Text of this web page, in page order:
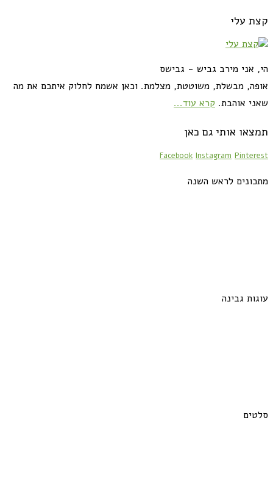
קצת עלי
הי, אני מירב גביש - גבישס
אופה, מבשלת, משוטטת, מצלמת. וכאן אשמח לחלוק איתכם את מה
שאני אוהבת. קרא עוד...
תמצאו אותי גם כאן
Facebook Instagram Pinterest
מתכונים לראש השנה
עוגות גבינה
סלטים